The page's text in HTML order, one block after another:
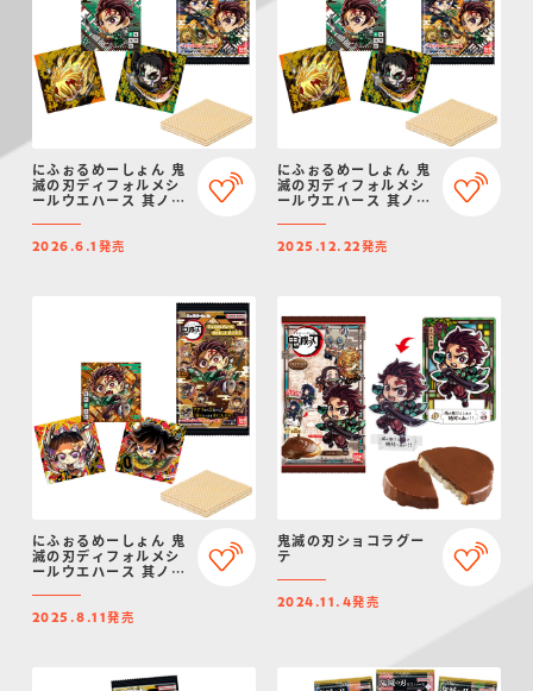
にふぉるめーしょん 鬼
滅の刃ディフォルメシ
ールウエハース 其ノ十
2026.6.1 発売
にふぉるめーしょん 鬼
滅の刃ディフォルメシ
ールウエハース 其ノ十
2025.12.22発売
にふぉるめーしょん 鬼
滅の刃ディフォルメシ
ールウエハース 其ノ十
2025.8.11発売
鬼滅の刃ショコラグー
テ
2024.11.4発売